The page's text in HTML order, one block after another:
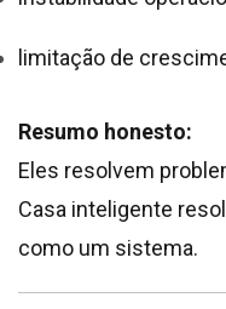
limitação de
Resumo honesto:
Eles resolvem
Casa inteligente
como um sistema.